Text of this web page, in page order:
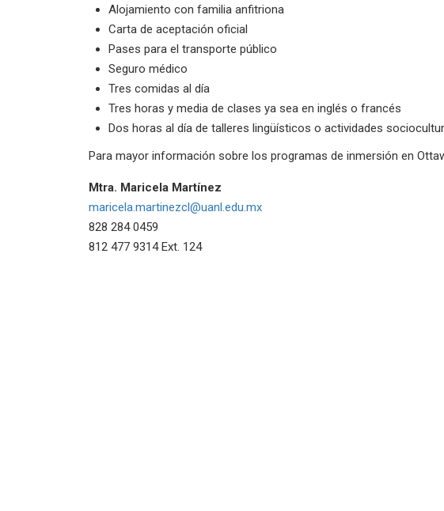
Alojamiento con familia anfitriona
Carta de aceptación oficial
Pases para el transporte público
Seguro médico
Tres comidas al día
Tres horas y media de clases ya sea en inglés o francés
Dos horas al día de talleres lingüísticos o actividades
Para mayor información sobre los programas de inmersión en
Mtra. Maricela Martínez
maricela.martinezcl@uanl.edu.mx
828 284 0459
812 477 9314 Ext. 124